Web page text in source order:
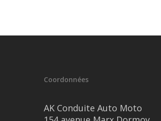
Coordonnées
AK Conduite Auto Moto